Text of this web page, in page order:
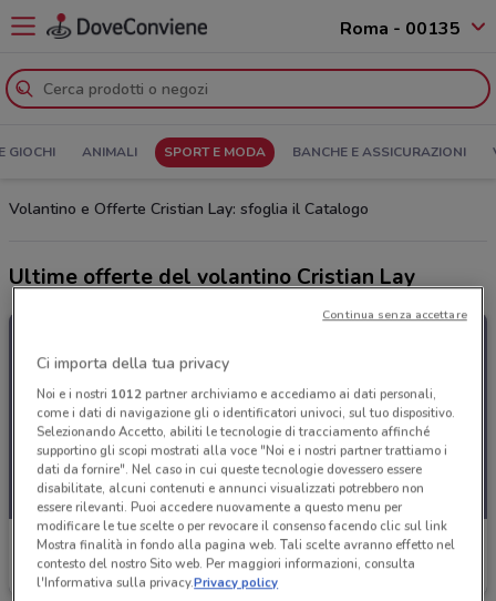
Roma - 00135
GIOCHI ANIMALI SPORT E MODA BANCHE E ASSICURAZIONI
Volantino e Offerte Cristian Lay: sfoglia il Catalogo
Ultime offerte del volantino Cristian Lay
Cristian Lay
Scade il 16/08
Ci importa della tua privacy
Noi e i nostri 1012partner archiviamo e accediamo ai dati personali,
come i dati di navigazione gli o identificatori univoci, sul tuo dispositivo.
Selezionando Accetto, abiliti le tecnologie di tracciamento affinché
supportino gli scopi mostrati alla voce "Noi e i nostri partner trattiamo i
dati da fornire". Nel caso in cui queste tecnologie dovessero essere
disabilitate, alcuni contenuti e annunci visualizzati potrebbero non
essere rilevanti. Puoi accedere nuovamente a questo menu per
modificare le tue scelte o per revocare il consenso facendo clic sul link
Mostra finalità in fondo alla pagina web. Tali scelte avranno effetto nel
contesto del nostro Sito web. Per maggiori informazioni, consulta
l'Informativa sulla privacy.Privacy policy
Continua senza accettare